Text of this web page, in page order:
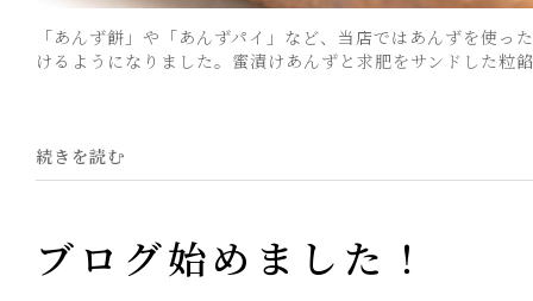
「あんず餅」や「あんずパイ」など、当店ではあんずを使
けるようになりました。蜜漬けあんずと求肥をサンドした粒
続きを読む
ブログ始めました！